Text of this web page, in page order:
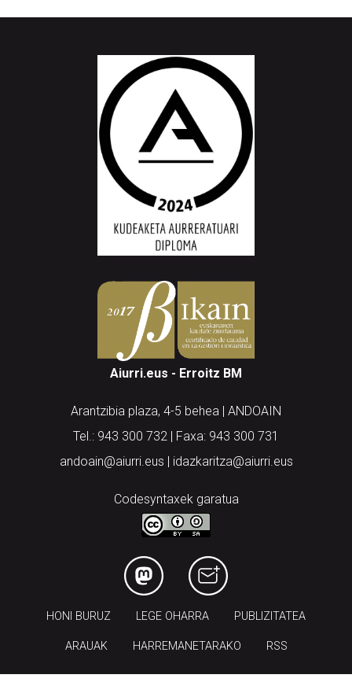
Aiurri.eus - Erroitz BM
Arantzibia plaza, 4-5 behea | ANDOAIN
Tel.: 943 300 732 | Faxa: 943 300 731
andoain@aiurri.eus | idazkaritza@aiurri.eus
Codesyntaxek garatua
HONI BURUZ LEGE OHARRA PUBLIZITATEA
ARAUAK HARREMANETARAKO RSS